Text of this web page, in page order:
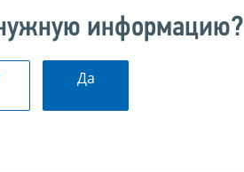
информацию?
Да